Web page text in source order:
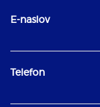
E-naslov
Telefon